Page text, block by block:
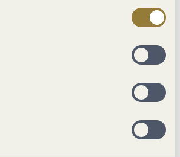
werden. Mit der Auswahl "Alle
zu Beeinträchtigungen in der Nutzung
Desinfektion
Zimmer/Appartement